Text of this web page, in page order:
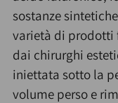
sostanze
varietà di
dai chirurghi
iniettata sotto la
volume perso e